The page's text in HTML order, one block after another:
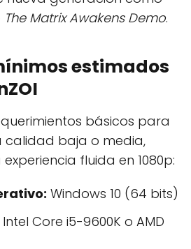
The Matrix Awakens Demo.
estimados
básicos para
calidad baja o media,
fluida en 1080p:
Windows 10 (64 bits)
Intel Core i5-9600K o AMD